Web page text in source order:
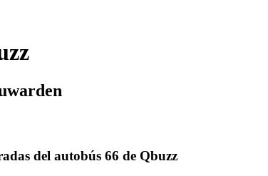
del autobús 66 de Qbuzz